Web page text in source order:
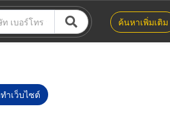
ค้นหาเพิ่มเติม
ำเว็บไซต์